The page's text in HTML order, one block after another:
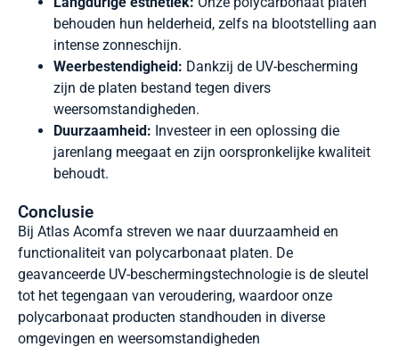
behouden hun helderheid, zelfs na blootstelling aan
intense zonneschijn.
Weerbestendigheid: Dankzij de UV-bescherming
zijn de platen bestand tegen divers
weersomstandigheden.
Duurzaamheid: Investeer in een oplossing die
jarenlang meegaat en zijn oorspronkelijke kwaliteit
behoudt.
Conclusie
Bij Atlas Acomfa streven we naar duurzaamheid en
functionaliteit van polycarbonaat platen. De
geavanceerde UV-beschermingstechnologie is de sleutel
tot het tegengaan van veroudering, waardoor onze
polycarbonaat producten standhouden in diverse
omgevingen en weersomstandigheden